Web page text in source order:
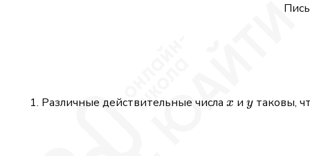
Различные действительные числа x
x и y
yтаковы,